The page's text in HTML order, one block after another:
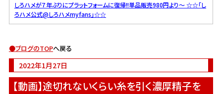
しろハメが７年ぶりにプラットフォームに復帰!!単品販売980円より～☆☆「し
ろハメ公式@しろハメmyfans」☆☆
●ブログのTOPへ戻る
2022年1月27日
【動画】途切れないくらい糸を引く濃厚精子を